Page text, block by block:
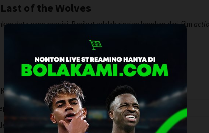
of the Wolves
data yang presisi. Berikut adalah rincian lengkap dari film
no chi: Level 2)
Drama